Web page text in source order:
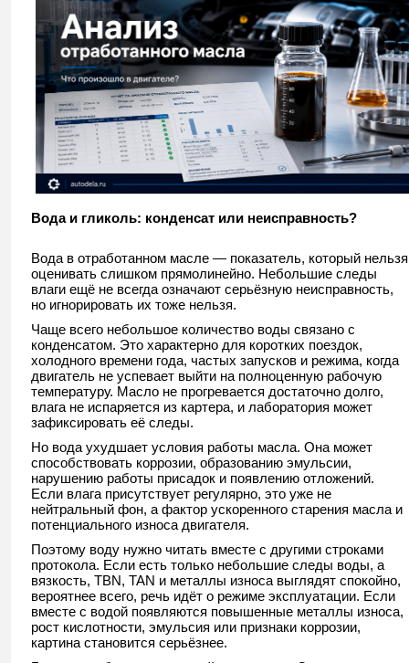
Вода и гликоль: конденсат или неисправность?
Вода в отработанном масле — показатель, который нельзя
оценивать слишком прямолинейно. Небольшие следы
влаги ещё не всегда означают серьёзную неисправность,
но игнорировать их тоже нельзя.
Чаще всего небольшое количество воды связано с
конденсатом. Это характерно для коротких поездок,
холодного времени года, частых запусков и режима, когда
двигатель не успевает выйти на полноценную рабочую
температуру. Масло не прогревается достаточно долго,
влага не испаряется из картера, и лаборатория может
зафиксировать её следы.
Но вода ухудшает условия работы масла. Она может
способствовать коррозии, образованию эмульсии,
нарушению работы присадок и появлению отложений.
Если влага присутствует регулярно, это уже не
нейтральный фон, а фактор ускоренного старения масла и
потенциального износа двигателя.
Поэтому воду нужно читать вместе с другими строками
протокола. Если есть только небольшие следы воды, а
вязкость, TBN, TAN и металлы износа выглядят спокойно,
вероятнее всего, речь идёт о режиме эксплуатации. Если
вместе с водой появляются повышенные металлы износа,
рост кислотности, эмульсия или признаки коррозии,
картина становится серьёзнее.